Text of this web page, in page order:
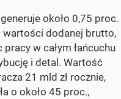
około 0,75 proc.
wartości dodanej brutto,
w całym łańcuchu
i detal. Wartość
21 mld zł rocznie,
o około 45 proc.,